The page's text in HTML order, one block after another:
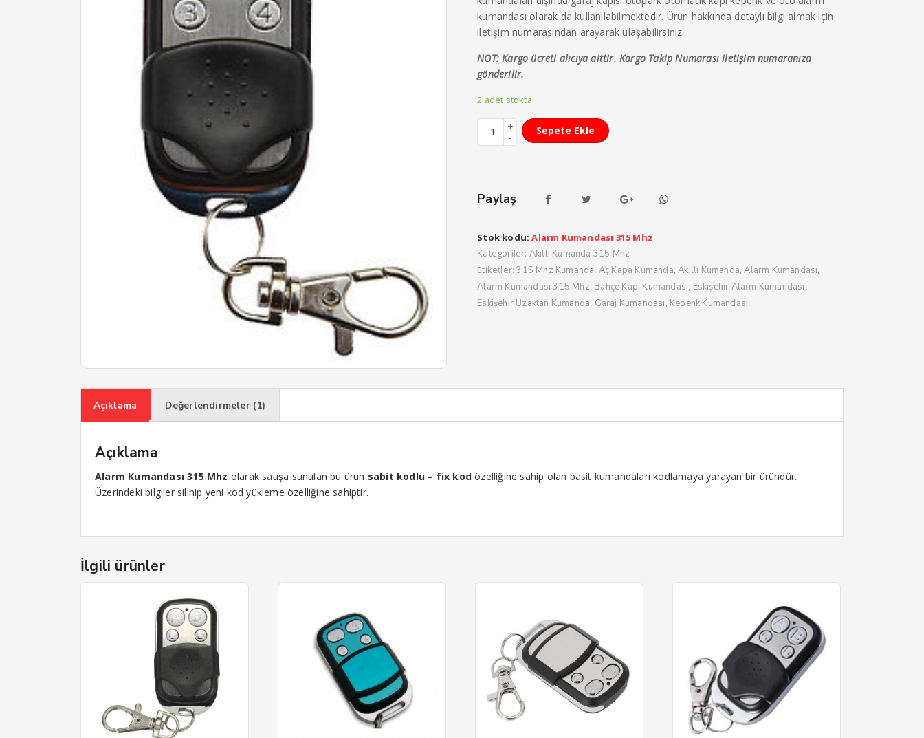
kumandası olarak da kullanılabilmektedir. Ürün hakkında detaylı bilgi almak için
iletişim numarasından arayarak ulaşabilirsiniz.
NOT: Kargo ücreti alıcıya aittir. Kargo Takip Numarası iletişim numaranıza
gönderilir.
2 adet stokta
Sepete Ekle
Paylaş
Stok kodu:Alarm Kumandası 315 Mhz
Kategoriler: Akıllı Kumanda 315 Mhz
Etiketler:315 Mhz Kumanda, Aç Kapa Kumanda,Akıllı Kumanda,Alarm Kumandası,
Alarm Kumandası 315 Mhz, Bahçe Kapı Kumandası, Eskişehir Alarm Kumandası,
Eskişehir Uzaktan Kumanda, Garaj Kumandası, Kepenk Kumandası
Açıklama Değerlendirmeler (1)
Açıklama
Alarm Kumandası 315 Mhz olarak satışa sunulan bu ürün sabit kodlu – fix kod özelliğine sahip olan basit kumandaları kodlamaya yarayan bir üründür.
Üzerindeki bilgiler silinip yeni kod yükleme özelliğine sahiptir.
İlgili ürünler